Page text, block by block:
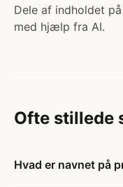
Dele af indholdet
med hjælp fra AI.
Ofte stillede
Hvad er navnet på